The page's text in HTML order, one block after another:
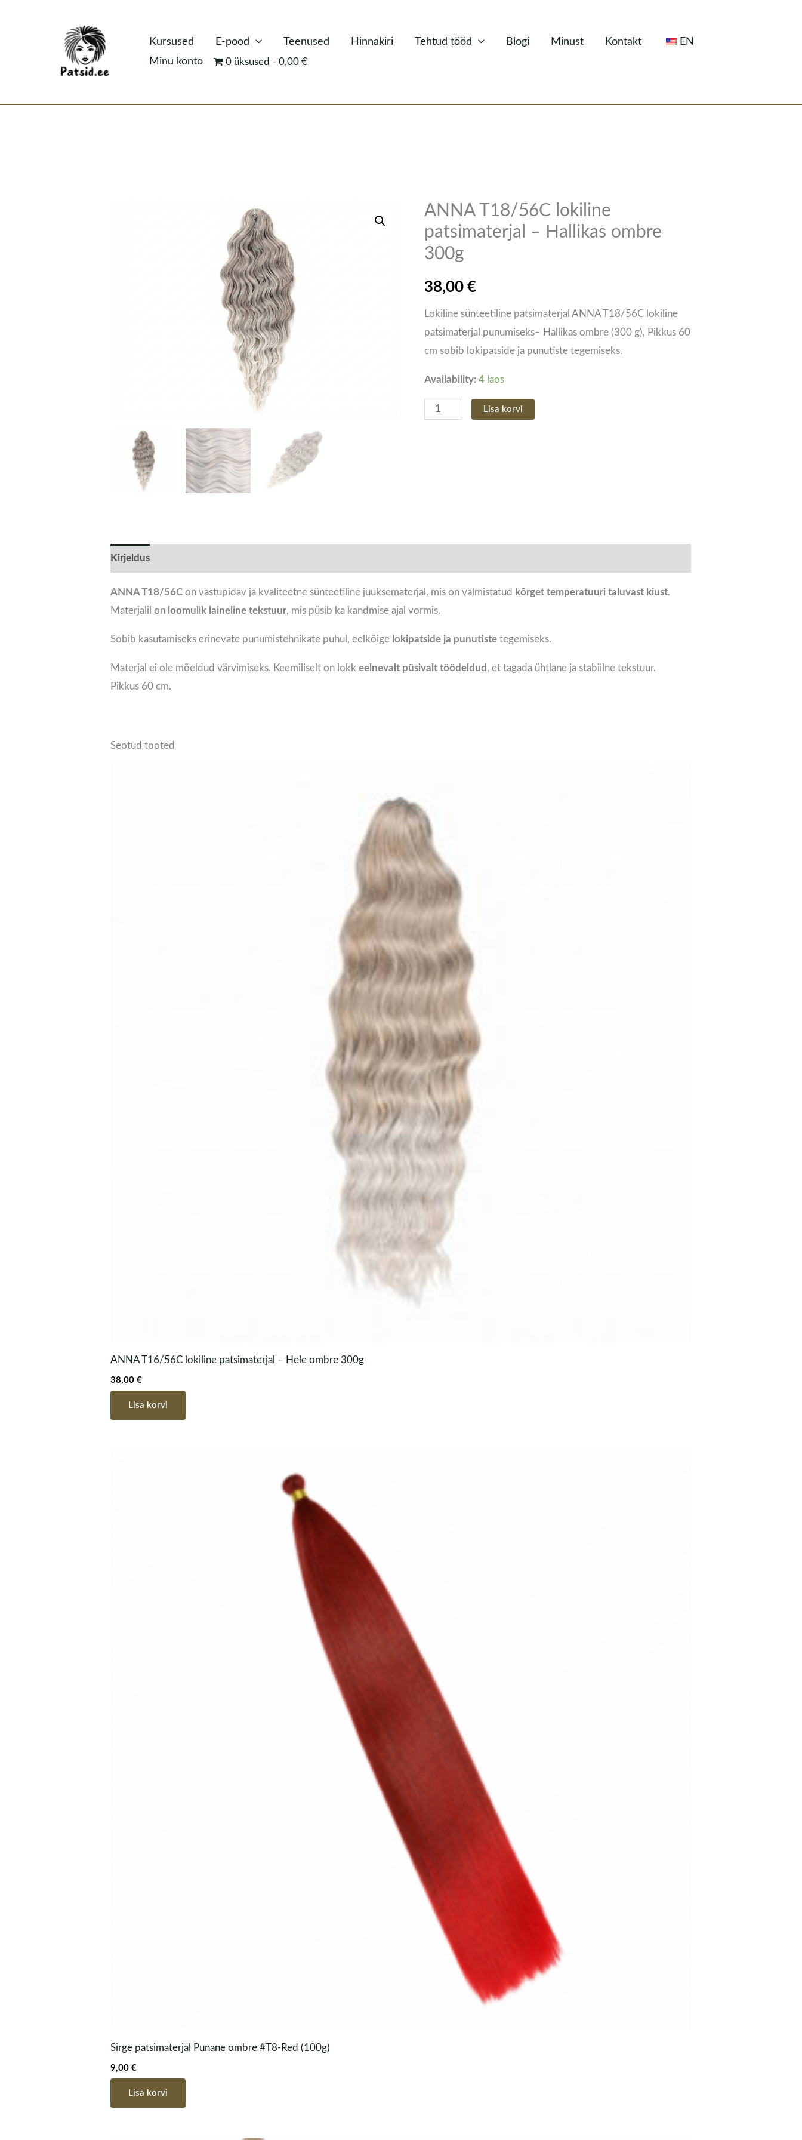
Kursused E-pood Teenused Hinnakiri Tehtud tööd Blogi Minust Kontakt
EN
Minu konto
0 üksused 0,00 €
ANNA T18/56C lokiline
patsimaterjal – Hallikas ombre
300g
38,00 €
Lokiline sünteetiline patsimaterjal ANNA T18/56C lokiline
patsimaterjal punumiseks– Hallikas ombre (300 g), Pikkus 60
cm sobib lokipatside ja punutiste tegemiseks.
Availability: 4 laos
ANNA
T18/56C
lokiline
patsimaterjal
–
ombre
300g
kogus
Lisa korvi
Kirjeldus
ANNA T18/56Con vastupidav ja kvaliteetne sünteetiline juuksematerjal, mis on valmistatud kõrget temperatuuri taluvast kiust.
Materjalil on loomulik laineline tekstuur, mis püsib ka kandmise ajal vormis.
Sobib kasutamiseks erinevate punumistehnikate puhul, eelkõige lokipatside ja punutiste tegemiseks.
Materjal ei ole mõeldud värvimiseks. Keemiliselt on lokkeelnevalt püsivalt töödeldud , et tagada ühtlane ja stabiilne tekstuur.
Pikkus 60 cm.
Seotud tooted
ANNA T16/56C lokiline patsimaterjal – Hele ombre 300g
38,00€
Lisa korvi
Sirge patsimaterjal Punane ombre #T8-Red (100g)
9,00€
Lisa korvi